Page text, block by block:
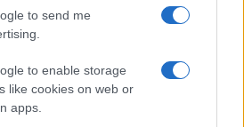
to send me
to enable storage
like cookies on web or
apps.